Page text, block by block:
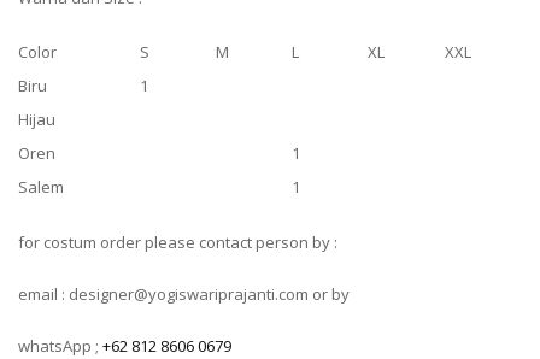
Color S M L XL
XXL
Biru
1
Hijau
Oren
1
Salem
1
for costum order please contact person by :
email : designer@yogiswariprajanti.com or by
whatsApp ; +62 812 8606 0679